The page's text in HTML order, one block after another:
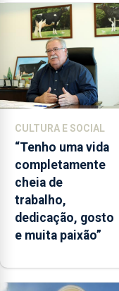
CULTURA E SOCIAL
“Tenho uma vida
completamente
cheia de
trabalho,
dedicação, gosto
e muita paixão”